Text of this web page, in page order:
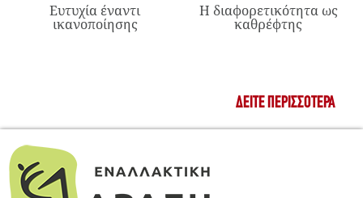
Ευτυχία έναντι
ικανοποίησης
Η διαφορετικότητα ως
καθρέφτης
ΔΕΊΤΕ ΠΕΡΙΣΣΌΤΕΡΑ